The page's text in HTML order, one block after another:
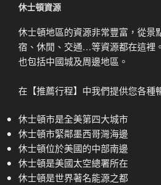
休士頓資源
休士頓地區的資源非常豐富，從景
宿、休閒、交通…等資源都在這裡。
也包括中國城及周邊地區。
在【推薦行程】中我們提供您各種
休士頓市是全美第四大城市
休士頓市緊鄰墨西哥灣海邊
休士頓位於美國的中部南邊
休士頓是美國太空總署所在
休士頓是世界著名能源之都